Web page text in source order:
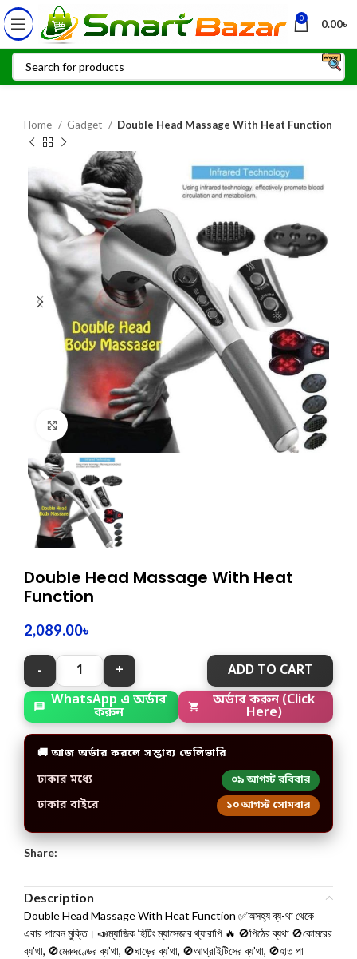
0 0.00৳
Home Gadget Double Head Massage With Heat Function
Click to enlarge
Double Head Massage With Heat
Function
2,089.00৳
ADD TO CART
WhatsApp এ অর্ডার
করুন
অর্ডার করুন (Click
Here)
🚚 আজ অর্ডার করলে সম্ভাব্য ডেলিভারি
ঢাকার মধ্যে ০৯ আগস্ট রবিবার
ঢাকার বাইরে ১০ আগস্ট সোমবার
Share:
Description
Double Head Massage With Heat Function ✅অসহ্য ব্য-থা থেকে
এবার পাবেন মুক্তি। 📣ম্যাজিক হিটিং ম্যাসেজার থ্যারাপি 🔥 🚫পিঠের ব্যথা 🚫কোমরের
ব্য’থা, 🚫মেরুদণ্ডের ব্য’থা, 🚫ঘাড়ের ব্য’থা, 🚫আথ্রাইটিসের ব্য’থা, 🚫হাত পা